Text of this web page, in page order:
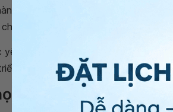
việc xem xét tất cả các xét
của bạn, họ có thể kết luận
cầu các xét nghiệm này nhiều lần
như thế nào.
điều trị và quản lý